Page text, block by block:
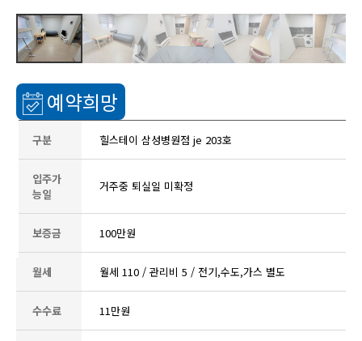
예약희망
구분 힐스테이 삼성병원점 je 203호
입주가
능일
거주중 퇴실일 미확정
보증금 100만원
월세 월세 110 / 관리비 5 / 전기,수도,가스 별도
수수료 11만원